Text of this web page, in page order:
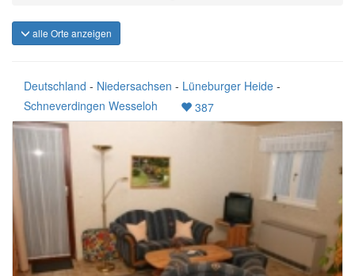
alle Orte anzeigen
Deutschland - Niedersachsen - Lüneburger Heide -
Schneverdingen Wesseloh
387